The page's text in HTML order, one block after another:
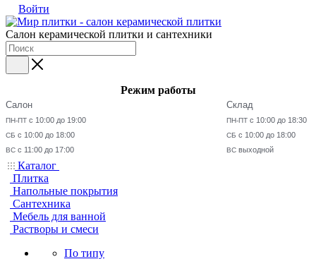
Войти
Салон керамической плитки и сантехники
Режим работы
Салон
ПН-ПТ с 10:00 до 19:00
СБ с 10:00 до 18:00
ВС с 11:00 до 17:00
Склад
ПН-ПТ с 10:00 до 18:30
СБ с 10:00 до 18:00
ВС выходной
Каталог
Плитка
Напольные покрытия
Сантехника
Мебель для ванной
Растворы и смеси
По типу